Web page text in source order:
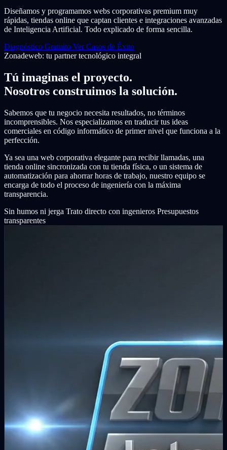
Diseñamos y programamos webs corporativas premium muy
rápidas, tiendas online que captan clientes e integraciones avanzadas
de Inteligencia Artificial. Todo explicado de forma sencilla.
Diagnóstico Gratuito Ver Casos de Éxito
Zonadeweb: tu partner tecnológico integral
Tú imaginas el proyecto.
Nosotros construimos la solución.
Sabemos que tu negocio necesita resultados, no términos
incomprensibles. Nos especializamos en traducir tus ideas
comerciales en código informático de primer nivel que funciona a la
perfección.
Ya sea una web corporativa elegante para recibir llamadas, una
tienda online sincronizada con tu tienda física, o un sistema de
automatización para ahorrar horas de trabajo, nuestro equipo se
encarga de todo el proceso de ingeniería con la máxima
transparencia.
Sin humos ni jerga Trato directo con ingenieros Presupuestos
transparentes